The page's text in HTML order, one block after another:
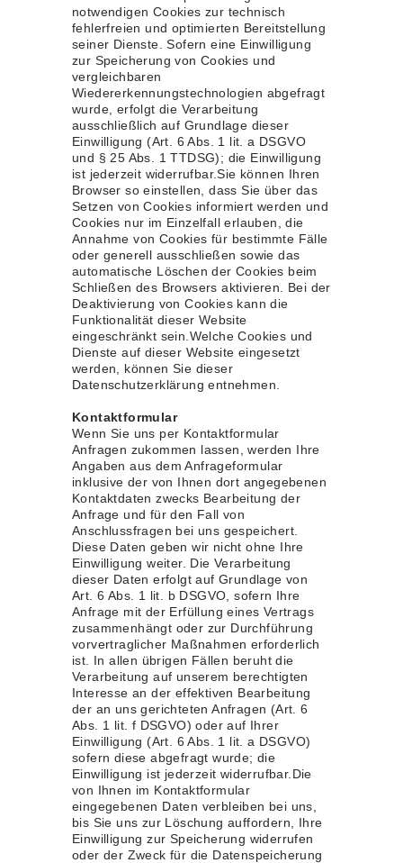
notwendigen Cookies zur technisch
fehlerfreien und optimierten Bereitstellung
seiner Dienste. Sofern eine Einwilligung
zur Speicherung von Cookies und
vergleichbaren
Wiedererkennungstechnologien abgefragt
wurde, erfolgt die Verarbeitung
ausschließlich auf Grundlage dieser
Einwilligung (Art. 6 Abs. 1 lit. a DSGVO
und § 25 Abs. 1 TTDSG); die Einwilligung
ist jederzeit widerrufbar.Sie können Ihren
Browser so einstellen, dass Sie über das
Setzen von Cookies informiert werden und
Cookies nur im Einzelfall erlauben, die
Annahme von Cookies für bestimmte Fälle
oder generell ausschließen sowie das
automatische Löschen der Cookies beim
Schließen des Browsers aktivieren. Bei der
Deaktivierung von Cookies kann die
Funktionalität dieser Website
eingeschränkt sein.Welche Cookies und
Dienste auf dieser Website eingesetzt
werden, können Sie dieser
Datenschutzerklärung entnehmen.
Kontaktformular
Wenn Sie uns per Kontaktformular
Anfragen zukommen lassen, werden Ihre
Angaben aus dem Anfrageformular
inklusive der von Ihnen dort angegebenen
Kontaktdaten zwecks Bearbeitung der
Anfrage und für den Fall von
Anschlussfragen bei uns gespeichert.
Diese Daten geben wir nicht ohne Ihre
Einwilligung weiter. Die Verarbeitung
dieser Daten erfolgt auf Grundlage von
Art. 6 Abs. 1 lit. b DSGVO, sofern Ihre
Anfrage mit der Erfüllung eines Vertrags
zusammenhängt oder zur Durchführung
vorvertraglicher Maßnahmen erforderlich
ist. In allen übrigen Fällen beruht die
Verarbeitung auf unserem berechtigten
Interesse an der effektiven Bearbeitung
der an uns gerichteten Anfragen (Art. 6
Abs. 1 lit. f DSGVO) oder auf Ihrer
Einwilligung (Art. 6 Abs. 1 lit. a DSGVO)
sofern diese abgefragt wurde; die
Einwilligung ist jederzeit widerrufbar.Die
von Ihnen im Kontaktformular
eingegebenen Daten verbleiben bei uns,
bis Sie uns zur Löschung auffordern, Ihre
Einwilligung zur Speicherung widerrufen
oder der Zweck für die Datenspeicherung